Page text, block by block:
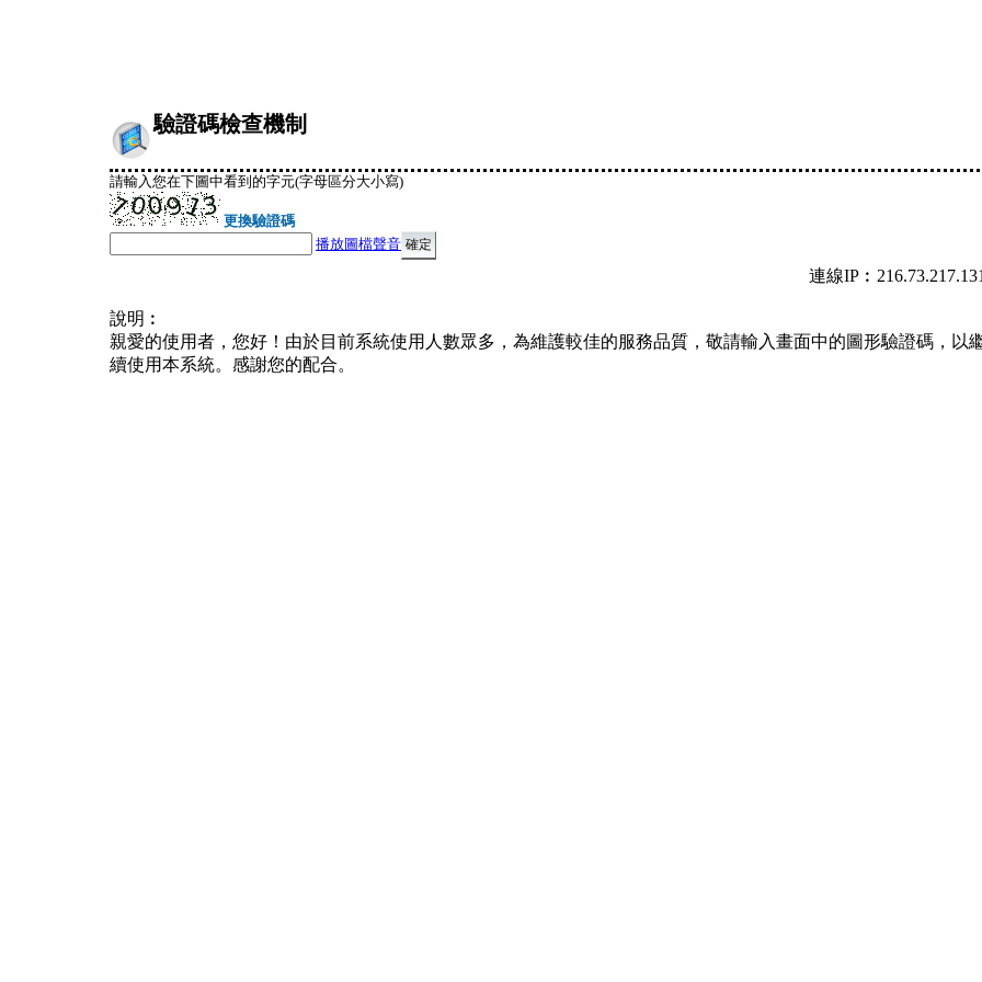
驗證碼檢查機制
請輸入您在下圖中看到的字元(字母區分大小寫)
更換驗證碼
播放圖檔聲音
連線
說明︰
親愛的使用者，您好！由於目前系統使用人數眾多，為維護較佳的服務品質，敬請輸入畫面中的圖形驗證碼，以
續使用本系統。感謝您的配合。